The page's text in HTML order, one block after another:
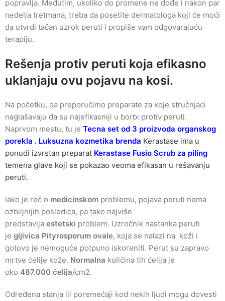
popravlja. Međutim, ukoliko do promene ne dođe i nakon par
nedelja tretmana, treba da posetite dermatologa koji će moći
da utvrdi tačan uzrok peruti i propiše vam odgovarajuću
terapiju.
Rešenja protiv peruti koja efikasno
uklanjaju ovu pojavu na kosi.
Na početku, da preporučimo preparate za koje stručnjaci
naglašavaju da su najefikasniji u borbi protiv peruti.
Naprvom mestu, tu je Tecna set od 3 proizvoda organskog
porekla . Luksuzna kozmetika brenda Kerastase ima u
ponudi izvrstan preparat Kerastase Fusio Scrub za piling
temena glave koji se pokazao veoma efikasan u rešavanju
peruti.
Iako je reč o medicinskom problemu, pojava peruti nema
ozbiljnijih posledica, pa tako najviše
predstavlja estetski problem. Uzročnik nastanka peruti
je gljivica Pityrosporum ovale, koja se nalazi na koži i
gotovo je nemoguće potpuno iskoreniti. Perut su zapravo
mrtve ćelije kože. Normalna količina tih ćelija je
oko 487.000 ćelija/cm2.
Određena stanja ili poremećaji kod nekih ljudi mogu dovesti